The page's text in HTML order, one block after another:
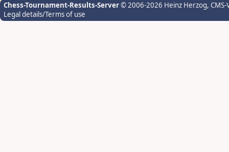
Chess-Tournament-Results-Server© 2006-2026 Heinz Herzog,
Legal details/Terms of use